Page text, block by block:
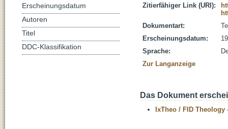
Zitierfähiger Link (URI):
Dokumentart:
Erscheinungsdatum:
Sprache:
Zur Langanzeige
Das Dokument
IxTheo / FID Theology
Erscheinungsdatum
Autoren
Titel
DDC-Klassifikation